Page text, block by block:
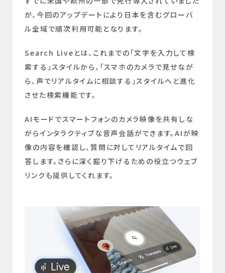
が、今回のアップデートにより日本を含むグローバ
ル全域で順次利用可能となります。
Search Liveとは、これまでの「文字を入力して検
索する」スタイルから、「スマホのカメラで見せなが
ら、声でリアルタイムに相談する」スタイルへと進化
させた検索機能です。
AIモードでスマートフォンのカメラ映像を共有しな
がらインタラクティブな音声会話ができます。AIが映
像の内容を確認し、質問に対してリアルタイムで回
答します。さらに深く掘り下げるための役立つウェブ
リンクも提供してくれます。